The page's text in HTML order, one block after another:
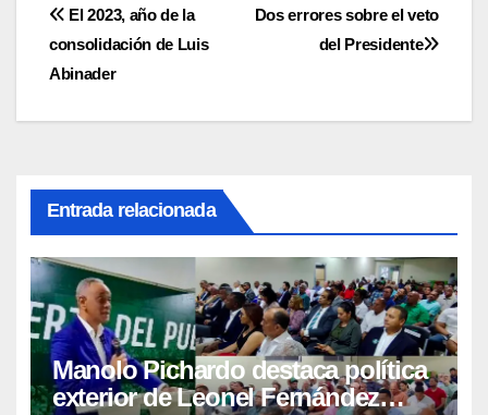
Navegación
de
Dos errores sobre el veto
del Presidente
El 2023, año de la
consolidación de Luis
Abinader
Entrada relacionada
Manolo Pichardo destaca política
exterior de Leonel Fernández